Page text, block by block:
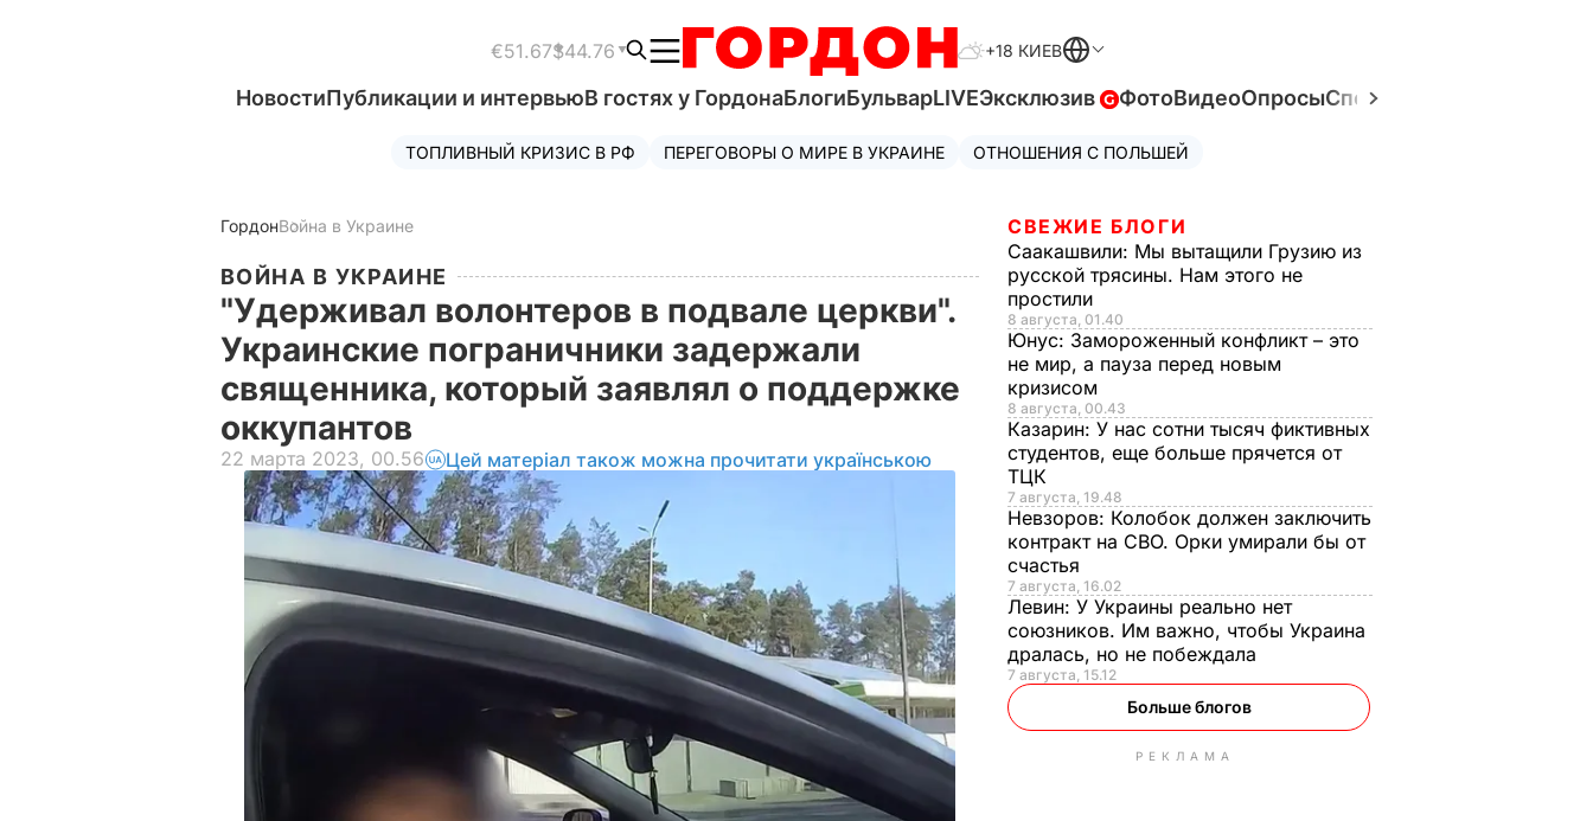
€51.67$44.76 +18 КИЕВ
НовостиПубликации и интервьюВ гостях у ГордонаБлогиБульварLIVEЭксклюзив ФотоВидеоОпросыСпецпроекты
ТОПЛИВНЫЙ КРИЗИС В РФ ПЕРЕГОВОРЫ О МИРЕ В УКРАИНЕ ОТНОШЕНИЯ С ПОЛЬШЕЙ
ГордонВойна в Украине
ВОЙНА В УКРАИНЕ
"Удерживал волонтеров в подвале церкви".
Украинские пограничники задержали
священника, который заявлял о поддержке
оккупантов
22 марта 2023, 00.56 Цей матеріал також можна прочитати українською
СВЕЖИЕ БЛОГИ
Саакашвили: Мы вытащили Грузию из
русской трясины. Нам этого не
простили
8 августа, 01.40
Юнус: Замороженный конфликт – это
не мир, а пауза перед новым
кризисом
8 августа, 00.43
Казарин: У нас сотни тысяч фиктивных
студентов, еще больше прячется от
ТЦК
7 августа, 19.48
Невзоров: Колобок должен заключить
контракт на СВО. Орки умирали бы от
счастья
7 августа, 16.02
Левин: У Украины реально нет
союзников. Им важно, чтобы Украина
дралась, но не побеждала
7 августа, 15.12
Больше блогов
РЕКЛАМА